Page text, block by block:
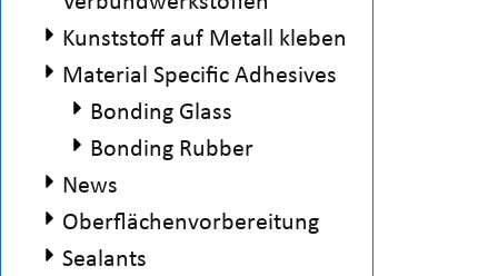
Kunststoff auf Metall kleben
Material Specific Adhesives
Bonding Glass
Bonding Rubber
News
Oberflächenvorbereitung
Sealants